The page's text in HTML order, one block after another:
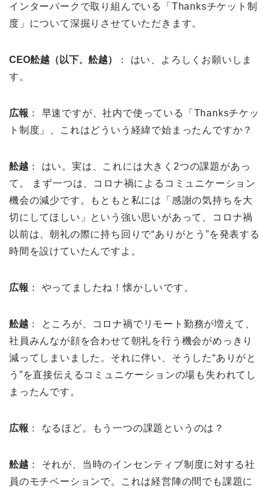
インターパークで取り組んでいる「Thanksチケット制
度」について深掘りさせていただきます。
CEO舩越（以下、舩越）
： はい、よろしくお願いしま
す。
広報 ： 早速ですが、社内で使っている「Thanksチケッ
ト制度」、これはどういう経緯で始まったんですか？
舩越 ： はい。実は、これには大きく2つの課題があっ
て。 まず一つは、コロナ禍によるコミュニケーション
機会の減少です。もともと私には「感謝の気持ちを大
切にしてほしい」という強い思いがあって、コロナ禍
以前は、朝礼の際に持ち回りで“ありがとう”を発表する
時間を設けていたんですよ。
広報 ： やってましたね！懐かしいです。
舩越 ： ところが、コロナ禍でリモート勤務が増えて、
社員みんなが顔を合わせて朝礼を行う機会がめっきり
減ってしまいました。それに伴い、そうした“ありがと
う”を直接伝えるコミュニケーションの場も失われてし
まったんです。
広報 ： なるほど。もう一つの課題というのは？
舩越 ： それが、当時のインセンティブ制度に対する社
員のモチベーションで。これは経営陣の間でも課題に